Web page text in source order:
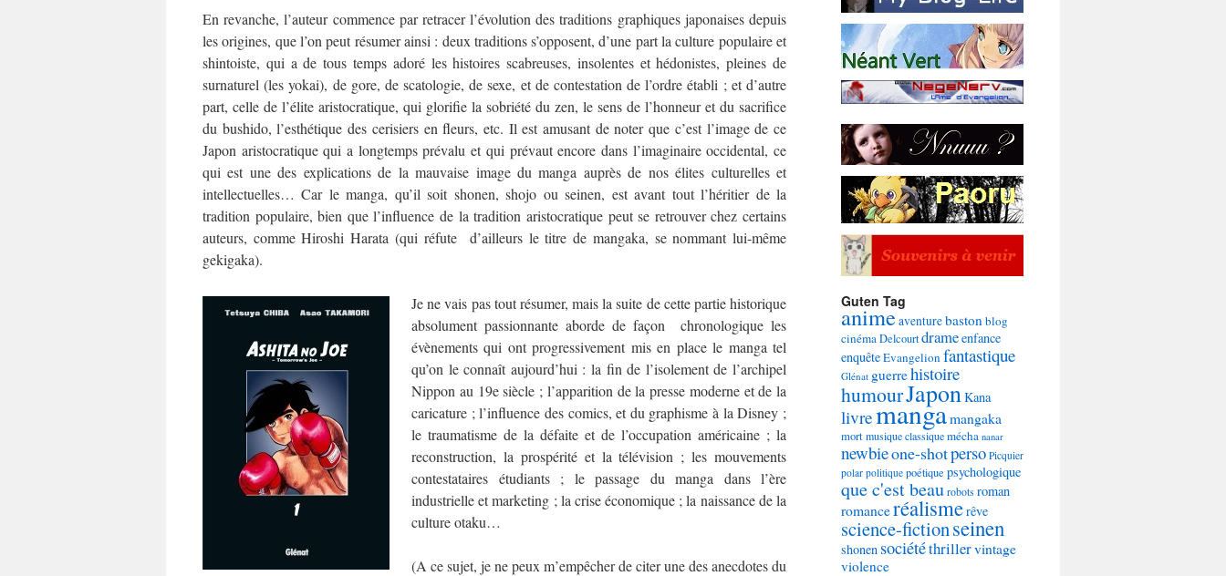
En revanche, l’auteur commence par retracer l’évolution des traditions graphiques japonaises depuis
les origines, que l’on peut résumer ainsi : deux traditions s’opposent, d’une part la culture populaire et
shintoiste, qui a de tous temps adoré les histoires scabreuses, insolentes et hédonistes, pleines de
surnaturel (les yokai), de gore, de scatologie, de sexe, et de contestation de l’ordre établi ; et d’autre
part, celle de l’élite aristocratique, qui glorifie la sobriété du zen, le sens de l’honneur et du sacrifice
du bushido, l’esthétique des cerisiers en fleurs, etc. Il est amusant de noter que c’est l’image de ce
Japon aristocratique qui a longtemps prévalu et qui prévaut encore dans l’imaginaire occidental, ce
qui est une des explications de la mauvaise image du manga auprès de nos élites culturelles et
intellectuelles… Car le manga, qu’il soit shonen, shojo ou seinen, est avant tout l’héritier de la
tradition populaire, bien que l’influence de la tradition aristocratique peut se retrouver chez certains
auteurs, comme Hiroshi Harata (qui réfute d’ailleurs le titre de mangaka, se nommant lui-même
gekigaka).
Je ne vais pas tout résumer, mais la suite de cette partie historique
absolument passionnante aborde de façon chronologique les
évènements qui ont progressivement mis en place le manga tel
qu’on le connaît aujourd’hui : la fin de l’isolement de l’archipel
Nippon au 19e siècle ; l’apparition de la presse moderne et de la
caricature ; l’influence des comics, et du graphisme à la Disney ;
le traumatisme de la défaite et de l’occupation américaine ; la
reconstruction, la prospérité et la télévision ; les mouvements
contestataires étudiants ; le passage du manga dans l’ère
industrielle et marketing ; la crise économique ; la naissance de la
culture otaku…
(A ce sujet, je ne peux m’empêcher de citer une des anecdotes du
Guten Tag
animeaventurebaston blog
cinémaDelcourtdrameenfance
enquêteEvangelion fantastique
Glénat guerrehistoire
humourJapon Kana
livremangamangaka
mortmusique classiquemécha nanar
newbieone-shotperso Picquier
polar politique poétique psychologique
que c'est beaurobotsroman
romanceréalismerêve
science-fictionseinen
shonen sociététhrillervintage
violence